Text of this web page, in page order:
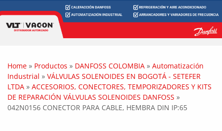
Home » Productos » DANFOSS COLOMBIA » Automatización
Industrial » VÁLVULAS SOLENOIDES EN BOGOTÁ - SETEFER
LTDA » ACCESORIOS, CONECTORES, TEMPORIZADORES Y KITS
DE REPARACIÓN VÁLVULAS SOLENOIDES DANFOSS »
042N0156 CONECTOR PARA CABLE, HEMBRA DIN IP:65